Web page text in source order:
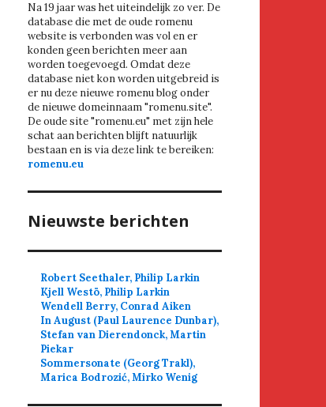
Na 19 jaar was het uiteindelijk zo ver. De
database die met de oude romenu
website is verbonden was vol en er
konden geen berichten meer aan
worden toegevoegd. Omdat deze
database niet kon worden uitgebreid is
er nu deze nieuwe romenu blog onder
de nieuwe domeinnaam "romenu.site".
De oude site "romenu.eu" met zijn hele
schat aan berichten blijft natuurlijk
bestaan en is via deze link te bereiken:
romenu.eu
Nieuwste berichten
Robert Seethaler, Philip Larkin
Kjell Westö, Philip Larkin
Wendell Berry, Conrad Aiken
In August (Paul Laurence Dunbar),
Stefan van Dierendonck, Martin
Piekar
Sommersonate (Georg Trakl),
Marica Bodrozić, Mirko Wenig